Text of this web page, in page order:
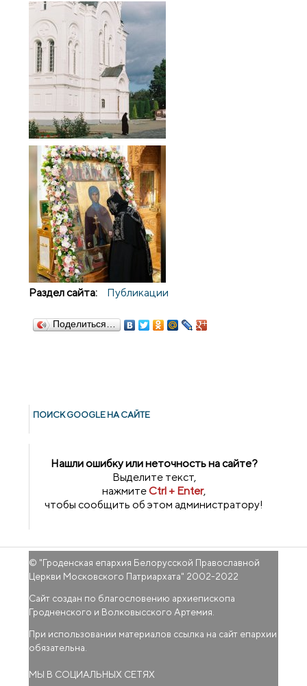
Раздел сайта: Публикации
Поделиться…
ПОИСК GOОGLE НА САЙТЕ
Нашли ошибку или неточность на сайте?
Выделите текст,
нажмитеCtrl + Enter,
чтобы сообщить об этом администратору!
© "Гроденская епархия Белорусской Православной
Церкви Московского Патриархата" 2002-2022
Сайт создан по благословению архиепископа
Гродненского и Волковысского Артемия.
При использовании материалов ссылка на сайт епархии
обязательна.
МЫ В СОЦИАЛЬНЫХ СЕТЯХ